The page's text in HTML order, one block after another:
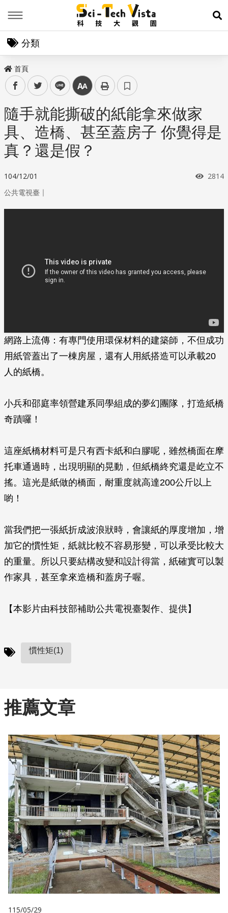
展
分類
首頁
facebooktwitter line 中
隨手就能撕破的紙能拿來做家
具、造橋、甚至蓋房子 你覺得是
真？還是假？
104/12/01 瀏覽
2814
公共電視臺 ｜
網路上流傳：有專門使用環保材料的建築師，不但成功
用紙管蓋出了一棟房屋，還有人用紙搭造可以承載20
人的紙橋。
小兵和邵庭率領營建系同學組成的夢幻團隊，打造紙橋
奇蹟囉！
這座紙橋材料可是只有西卡紙和白膠呢，雖然橋面在摩
托車通過時，出現明顯的晃動，但紙橋終究還是屹立不
搖。這光是紙做的橋面，耐重度就高達200公斤以上
喲！
當我們把一張紙折成波浪狀時，會讓紙的厚度增加，增
加它的慣性矩，紙就比較不容易形變，可以承受比較大
的重量。所以只要結構改變和設計得當，紙確實可以製
作家具，甚至拿來造橋和蓋房子喔。
【本影片由科技部補助公共電視臺製作、提供】
慣性矩(1)
推薦文章
115/05/29